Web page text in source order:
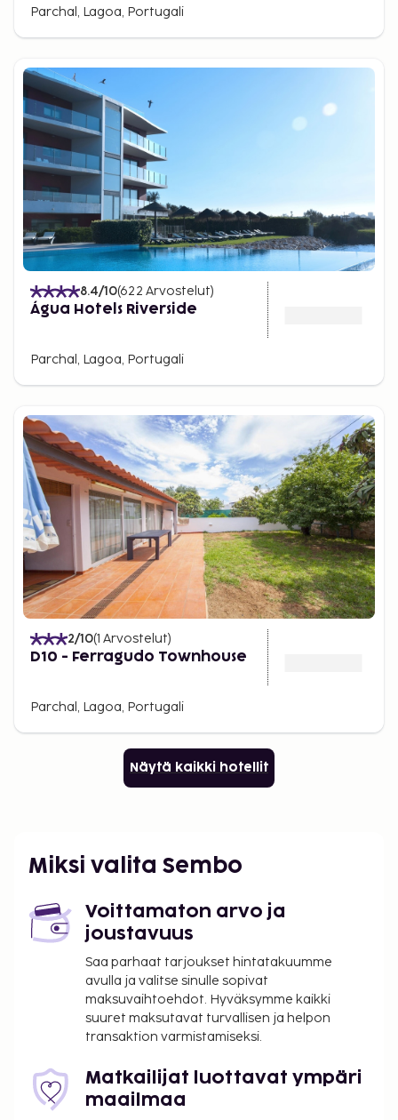
Parchal, Lagoa, Portugali
8.4/10(622 Arvostelut)
Água Hotels Riverside
Parchal, Lagoa, Portugali
2/10(1 Arvostelut)
D10 - Ferragudo Townhouse
Parchal, Lagoa, Portugali
Näytä kaikki hotellit
Miksi valita Sembo
Voittamaton arvo ja
joustavuus
Saa parhaat tarjoukset hintatakuumme
avulla ja valitse sinulle sopivat
maksuvaihtoehdot. Hyväksymme kaikki
suuret maksutavat turvallisen ja helpon
transaktion varmistamiseksi.
Matkailijat luottavat ympäri
maailmaa